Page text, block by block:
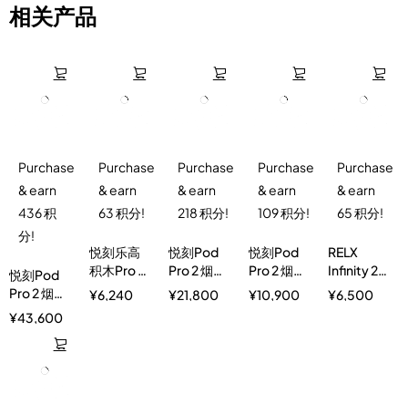
相关产品
Purchase
& earn
436 积
分!
悦刻Pod
Pro 2 烟弹
特惠装40
颗装 送4颗
¥43,600
Purchase
& earn
63 积分!
悦刻乐高
积木Pro 1
颗烟弹烟
杆套装
¥6,240
Purchase
& earn
218 积分!
悦刻Pod
Pro 2 烟弹
特惠装20
颗装 送1颗
¥21,800
Purchase
& earn
109 积分!
悦刻Pod
Pro 2 烟弹
特惠装10
颗装
¥10,900
Purchase
& earn
65 积分!
RELX
Infinity 2
Plus
Device
¥6,500